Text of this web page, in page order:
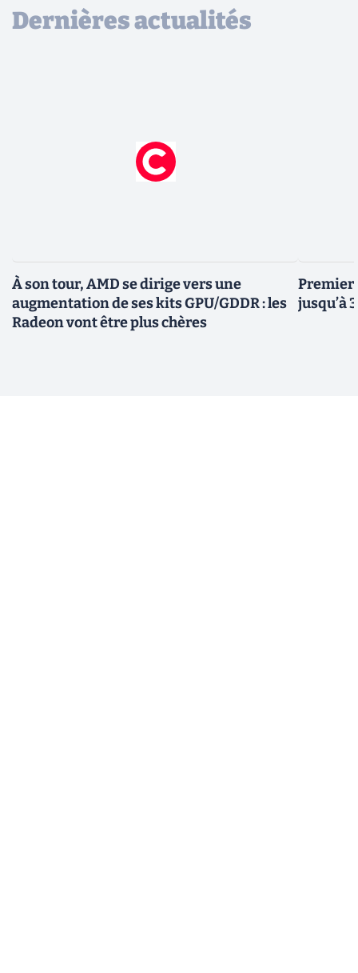
Dernières actualités
À son tour, AMD se dirige vers une
augmentation de ses kits GPU/GDDR : les
Radeon vont être plus chères
jusqu’à